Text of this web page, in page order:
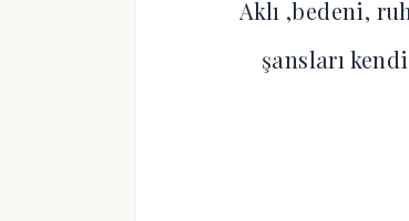
Aklı ,bedeni,
şansları